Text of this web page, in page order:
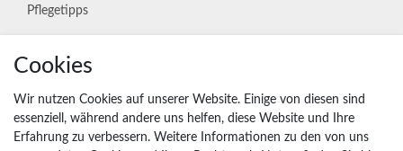
Pflegetipps
Unternehmen
Widerrufs­recht
Vertrag widerrufen
Impressum
Cookies
Wir nutzen Cookies auf unserer Website. Einige von diesen sind
essenziell, während andere uns helfen, diese Website und Ihre
Erfahrung zu verbessern. Weitere Informationen zu den von uns